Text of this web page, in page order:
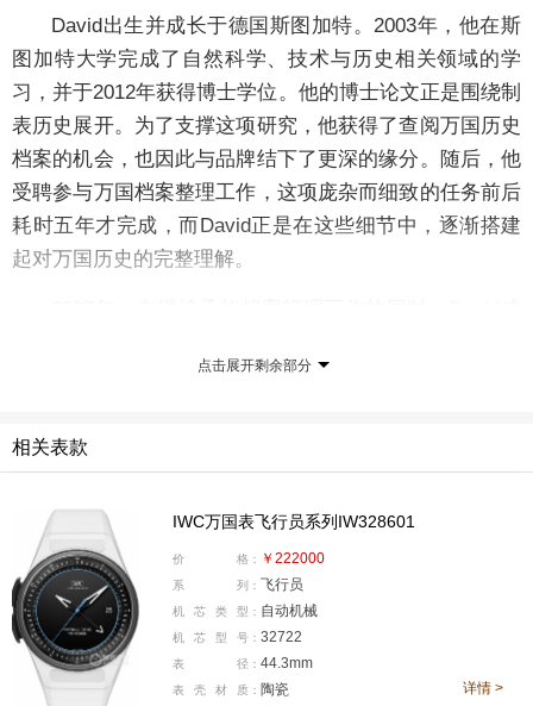
David出生并成长于德国斯图加特。2003年，他在斯
图加特大学完成了自然科学、技术与历史相关领域的学
习，并于2012年获得博士学位。他的博士论文正是围绕制
表历史展开。为了支撑这项研究，他获得了查阅万国历史
档案的机会，也因此与品牌结下了更深的缘分。随后，他
受聘参与万国档案整理工作，这项庞杂而细致的任务前后
耗时五年才完成，而David正是在这些细节中，逐渐搭建
起对万国历史的完整理解。
馆长、部门经理及博物馆团队执行经理，全面参与博物馆
点击展开剩余部分
相关表款
IWC万国表飞行员系列IW328601
价 格： ￥222000
系 列： 飞行员
机 芯 类 型： 自动机械
机 芯 型 号： 32722
表 径： 44.3mm
表 壳 材 质： 陶瓷 详情 >